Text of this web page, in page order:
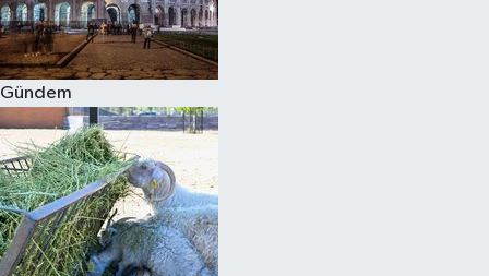
Gündem
Spor
Burç Yorumları
Çocuk
Eğitim
Hava Durumu